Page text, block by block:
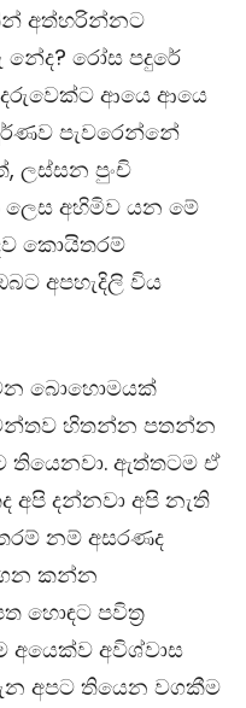
අත්හරින්නට
නේද? රෝස පදුරේ
ආයෙ ආයෙ
පැවරෙන්නේ
, ලස්සන පුංචි
අහිමිව යන මේ
ව කොයිතරම්
අපහැදිලි විය
බොහොමයක්
හිතන්න පතන්න
තියෙනවා. ඇත්තටම ඒ
අපි දන්නවා අපි නැති
නම් අසරණද
කන්න
හොඳට පවිත‍්‍ර
අයෙක්ව අවිශ්වාස
අපට තියෙන වගකීම